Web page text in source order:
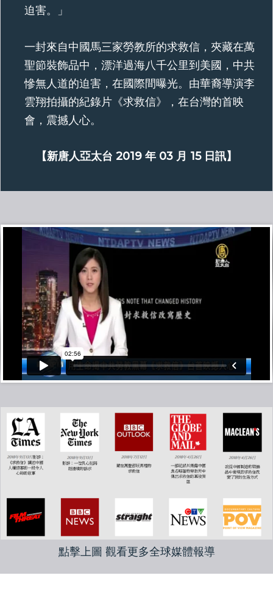
迫害。」
一封來自中國馬三家勞教所的求救信，夾藏在萬
聖節裝飾品中，漂洋過海八千公里到美國，中共
慘無人道的迫害，在國際間曝光。由華裔導演李
雲翔拍攝的紀錄片《求救信》，在台灣的首映
會，震撼人心。
​​【新唐人亞太台 2019 年 03 月 15 日訊】​
點擊上圖 觀看更多全球媒體報導